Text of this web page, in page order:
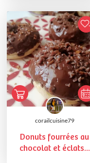
corailcuisine79
Donuts fourrées au
chocolat et éclats...